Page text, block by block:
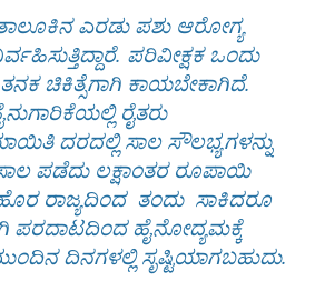
ಎರಡು ಪಶು ಆರೋಗ್ಯ
ಪರಿವೀಕ್ಷಕ ಒಂದು
ಚಿಕಿತ್ಸೆಗಾಗಿ ಕಾಯಬೇಕಾಗಿದೆ.
ರೈತರು
ದರದಲ್ಲಿ ಸಾಲ ಸೌಲಭ್ಯಗಳನ್ನು
ಪಡೆದು ಲಕ್ಷಾಂತರ ರೂಪಾಯಿ
ರಾಜ್ಯದಿಂದ ತಂದು ಸಾಕಿದರೂ
ಪರದಾಟದಿಂದ ಹೈನೋದ್ಯಮಕ್ಕೆ
ದಿನಗಳಲ್ಲಿ ಸೃಷ್ಟಿಯಾಗಬಹುದು.